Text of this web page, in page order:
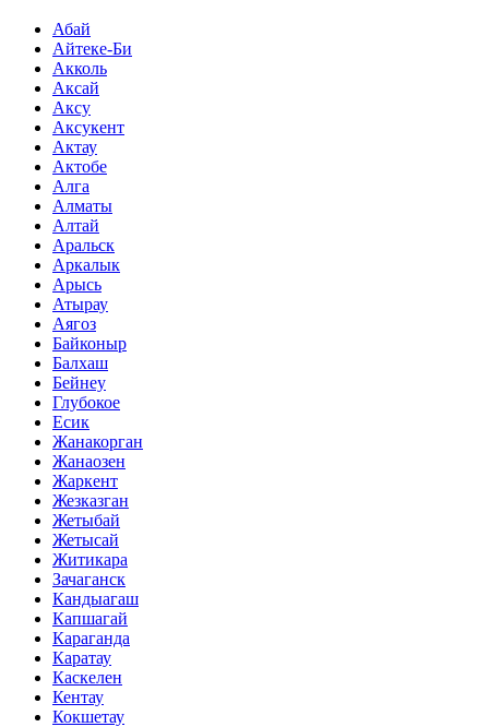
Абай
Айтеке-Би
Акколь
Аксай
Аксу
Аксукент
Актау
Актобе
Алга
Алматы
Алтай
Аральск
Аркалык
Арысь
Атырау
Аягоз
Байконыр
Балхаш
Бейнеу
Глубокое
Есик
Жанакорган
Жанаозен
Жаркент
Жезказган
Жетыбай
Жетысай
Житикара
Зачаганск
Кандыагаш
Капшагай
Караганда
Каратау
Каскелен
Кентау
Кокшетау